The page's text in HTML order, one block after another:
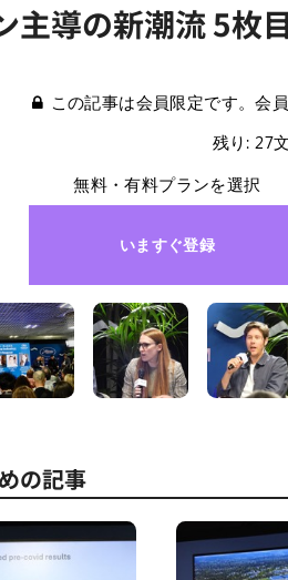
主導の新潮流 5枚
この記事は会員限定です。会
残り: 27
無料・有料プランを選択
いますぐ登録
の記事